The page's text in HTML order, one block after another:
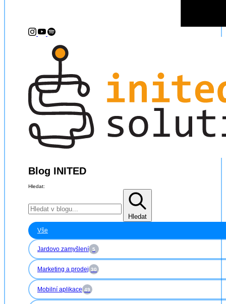
Blog INITED
Hledat:
Hledat
Vše
Jardovo zamyšlení 5
Marketing a prodej 30
Mobilní aplikace 49